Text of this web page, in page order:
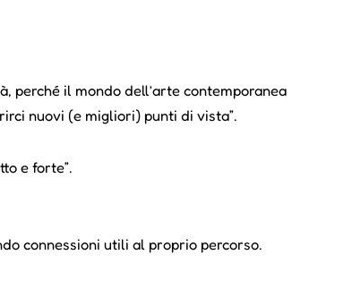
perché il mondo dell’arte contemporanea
nuovi (e migliori) punti di vista”.
e forte”.
connessioni utili al proprio percorso.